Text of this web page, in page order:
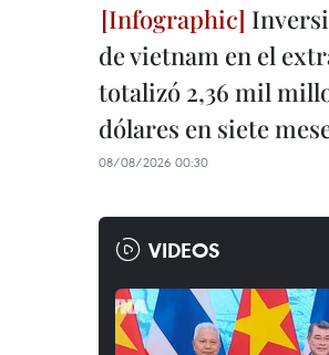
de vietnam en el
totalizó 2,36 mil
dólares en siete
08/08/2026 00:30
VIDEOS